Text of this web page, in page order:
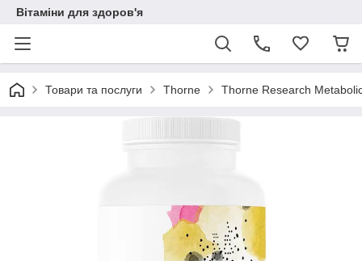
Вітаміни для здоров'я
Товари та послуги Thorne Thorne Research